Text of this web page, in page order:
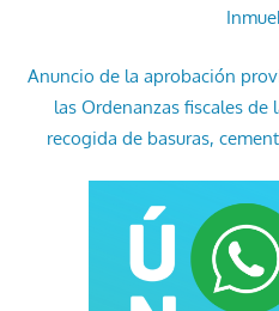
Anuncio de la aprobación
las Ordenanzas fiscales de
recogida de basuras,